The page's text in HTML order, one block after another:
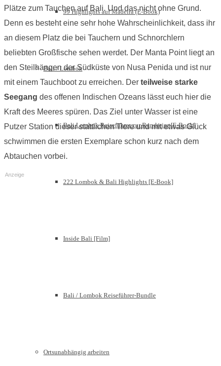
99 Highlights auf Madeira (E-Book)
Bali / Lombok
Bali Lombok Reiseführer zur Rundreise [E-Book]
222 Lombok & Bali Highlights [E-Book]
Inside Bali [Film]
Bali / Lombok Reiseführer-Bundle
Ortsunabhängig arbeiten
Plätze zum Tauchen auf Bali. Und das nicht ohne Grund.
Denn es besteht eine sehr hohe Wahrscheinlichkeit, dass ihr
an diesem Platz die bei Tauchern und Schnorchlern
beliebten Großfische sehen werdet. Der Manta Point liegt an
den Steilhängen der Südküste von Nusa Penida und ist nur
mit einem Tauchboot zu erreichen. Der teilweise starke
Seegang des offenen Indischen Ozeans lässt euch hier die
Kraft des Meeres spüren. Das Ziel unter Wasser ist eine
Putzer Station dieser stattlichen Tiere und mit etwas Glück
schwimmen die ersten Exemplare schon kurz nach dem
Abtauchen vorbei.
Anzeige